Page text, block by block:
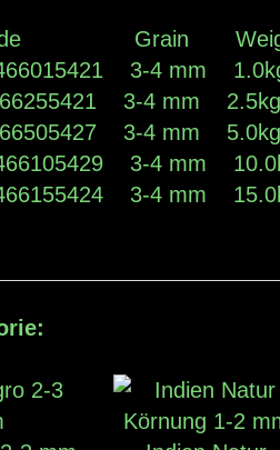
Grain
3-4 mm
3-4 mm 2.5kg
3-4 mm 5.0kg
3-4 mm
3-4 mm